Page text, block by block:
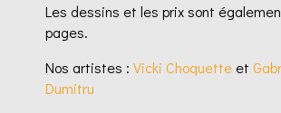
Les dessins et les prix sont
pages.
Nos artistes : Vicki Choquette et
Dumitru